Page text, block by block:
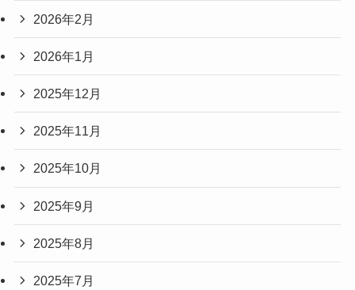
2026年2月
2026年1月
2025年12月
2025年11月
2025年10月
2025年9月
2025年8月
2025年7月